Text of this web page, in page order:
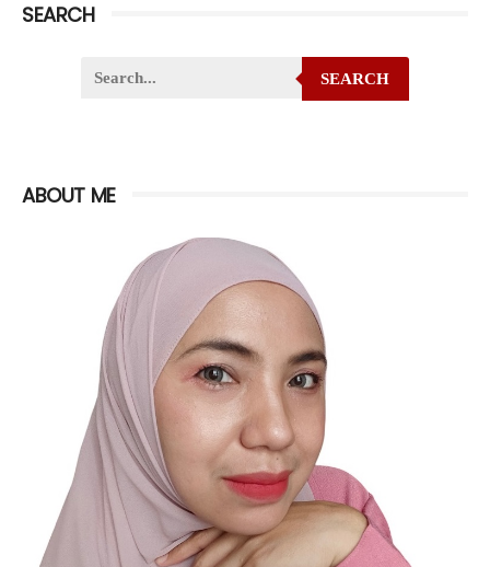
SEARCH
SEARCH
ABOUT ME